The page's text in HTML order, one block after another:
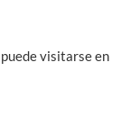
visitarse en